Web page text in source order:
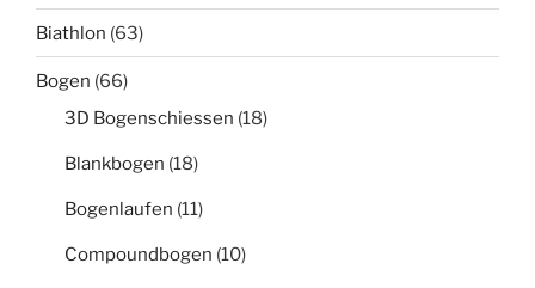
Biathlon (63)
Bogen (66)
3D Bogenschiessen (18)
Blankbogen (18)
Bogenlaufen (11)
Compoundbogen (10)